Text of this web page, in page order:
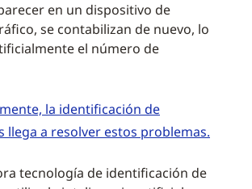
en un dispositivo de
se contabilizan de nuevo, lo
el número de
la identificación de
llega a resolver estos problemas.
tecnología de identificación de